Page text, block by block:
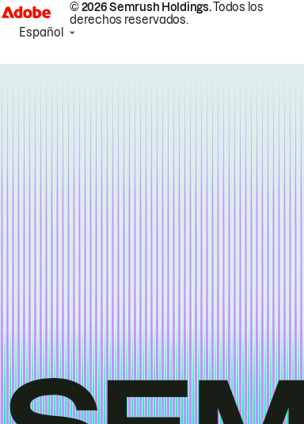
© 2026 Semrush Holdings.Todos los
derechos reservados.
Español